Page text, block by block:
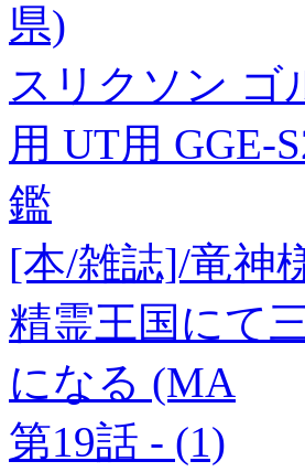
県)
スリクソン ゴ
用 UT用 GGE-
鑑
[本/雑誌]/竜神
精霊王国にて
になる (MA
第19話 - (1)